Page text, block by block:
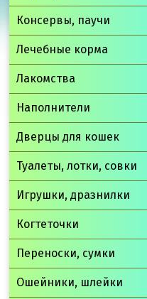
Консервы, паучи
Лечебные корма
Лакомства
Наполнители
Дверцы для кошек
Туалеты, лотки, совки
Игрушки, дразнилки
Когтеточки
Переноски, сумки
Ошейники, шлейки